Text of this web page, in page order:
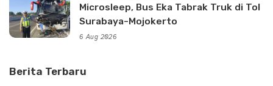
Microsleep, Bus Eka Tabrak Truk di Tol
Surabaya-Mojokerto
6 Aug 2026
Berita Terbaru